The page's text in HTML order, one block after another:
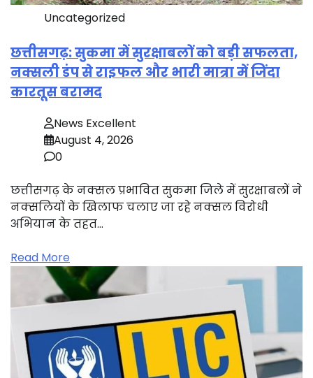
Uncategorized
छत्तीसगढ़: सुकमा में सुरक्षाबलों को बड़ी सफलता,
नक्सली डंप से राइफल और भारी मात्रा में जिंदा
कारतूस बरामद
News Excellent
August 4, 2026
0
छत्तीसगढ़ के नक्सल प्रभावित सुकमा जिले में सुरक्षाबलों ने
नक्सलियों के खिलाफ चलाए जा रहे नक्सल विरोधी
अभियान के तहत…
Read More